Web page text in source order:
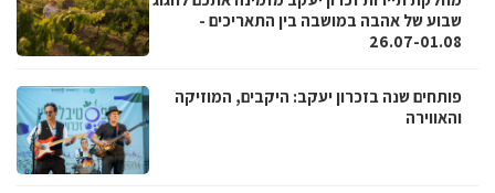
שבוע של אהבה במושבה בין התאריכים -
26.07-01.08
פותחים שנה בזכרון יעקב: היקבים, המוזיקה
והאווירה